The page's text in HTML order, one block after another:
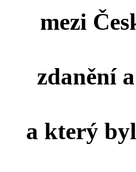
mezi
zdanění
a který